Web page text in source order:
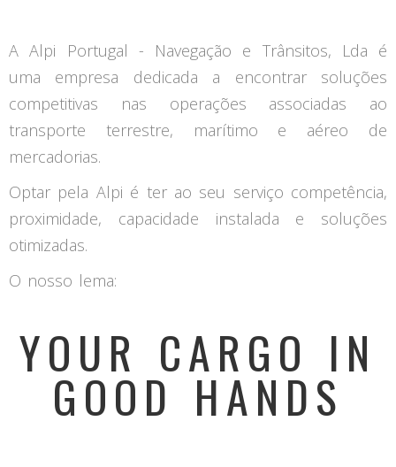
A Alpi Portugal - Navegação e Trânsitos, Lda é
uma empresa dedicada a encontrar soluções
competitivas nas operações associadas ao
transporte terrestre, marítimo e aéreo de
mercadorias.
Optar pela Alpi é ter ao seu serviço competência,
proximidade, capacidade instalada e soluções
otimizadas.
O nosso lema:
YOUR CARGO IN
GOOD HANDS